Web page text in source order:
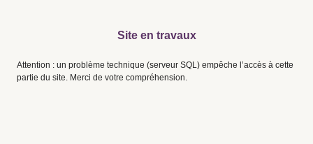
Site en travaux
Attention : un problème technique (serveur SQL) empêche l’accès à cette
partie du site. Merci de votre compréhension.